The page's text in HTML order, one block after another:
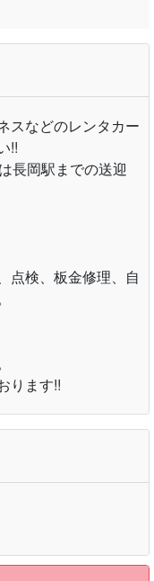
スなどのレンタカー
!!
長岡駅までの送迎
点検、板金修理、自
ります!!